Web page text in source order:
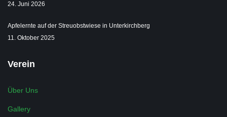
24. Juni 2026
Apfelernte auf der Streuobstwiese in Unterkirchberg
11. Oktober 2025
Verein
Über Uns
Gallery